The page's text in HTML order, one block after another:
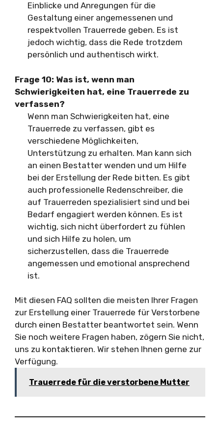
Einblicke und Anregungen für die
Gestaltung einer angemessenen und
respektvollen Trauerrede geben. Es ist
jedoch wichtig, dass die Rede trotzdem
persönlich und authentisch wirkt.
Frage 10: Was ist, wenn man
Schwierigkeiten hat, eine Trauerrede zu
verfassen?
Wenn man Schwierigkeiten hat, eine
Trauerrede zu verfassen, gibt es
verschiedene Möglichkeiten,
Unterstützung zu erhalten. Man kann sich
an einen Bestatter wenden und um Hilfe
bei der Erstellung der Rede bitten. Es gibt
auch professionelle Redenschreiber, die
auf Trauerreden spezialisiert sind und bei
Bedarf engagiert werden können. Es ist
wichtig, sich nicht überfordert zu fühlen
und sich Hilfe zu holen, um
sicherzustellen, dass die Trauerrede
angemessen und emotional ansprechend
ist.
Mit diesen FAQ sollten die meisten Ihrer Fragen
zur Erstellung einer Trauerrede für Verstorbene
durch einen Bestatter beantwortet sein. Wenn
Sie noch weitere Fragen haben, zögern Sie nicht,
uns zu kontaktieren. Wir stehen Ihnen gerne zur
Verfügung.
Trauerrede für die verstorbene Mutter